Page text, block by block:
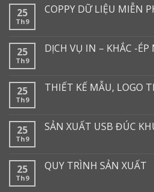
25
Th9
COPPY DỮ LIỆU MIỄN
25
Th9
DỊCH VỤ IN – KHẮC -ÉP
25
Th9
THIẾT KẾ MẪU, LOGO
25
Th9
SẢN XUẤT USB ĐÚC
25
Th9
QUY TRÌNH SẢN XUẤT